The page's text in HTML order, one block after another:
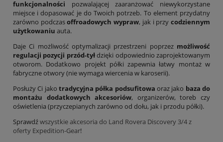
funkcjonalności pozwalającej zaaranżować niewykorzystane
miejsce i dopasować je do Twoich potrzeb. To element przydatny
zarówno podczasoffroadowych wypraw, jak i przycodziennym
użytkowaniu auta.
Daje Ci możliwość optymalizacji przestrzeni poprzez możliwość
regulacji pozycji przód-tyłdzięki odpowiednio zaprojektowanym
otworom. Dodatkowo projekt półki zapewnia łatwy montaż w
fabryczne otwory (nie wymaga wiercenia w karoserii).
Posłuży Ci jako tradycyjna półka podsufitowa oraz jako baza do
montażu dodatkowych akcesoriów, organizerów, toreb czy
oświetlenia (przyczepianych zarówno od dołu, jak i przodu półki).
Sprawdźwszystkie akcesoria do Land Rovera Discovery 3/4 z
oferty Expedition-Gear!